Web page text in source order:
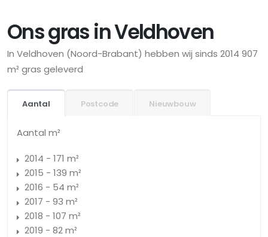
Ons gras in Veldhoven
In Veldhoven (Noord-Brabant) hebben wij sinds 2014 907
m² gras geleverd
Aantal Postcode Nieuwbouw
Aantal m²
2014 - 171 m²
2015 - 139 m²
2016 - 54 m²
2017 - 93 m²
2018 - 107 m²
2019 - 82 m²